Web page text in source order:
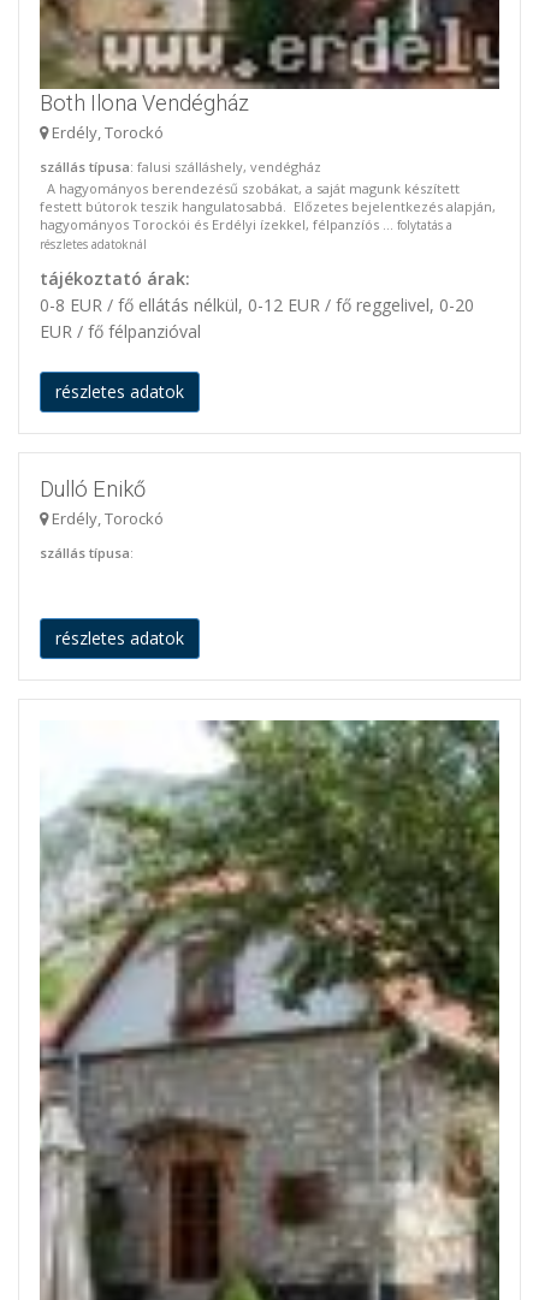
Both Ilona Vendégház
Erdély, Torockó
szállás típusa: falusi szálláshely, vendégház
A hagyományos berendezésű szobákat, a saját magunk készített
festett bútorok teszik hangulatosabbá. Előzetes bejelentkezés alapján,
hagyományos Torockói és Erdélyi ízekkel, félpanzíós ... folytatás a
részletes adatoknál
tájékoztató árak:
0-8 EUR / fő ellátás nélkül, 0-12 EUR / fő reggelivel, 0-20
EUR / fő félpanzióval
részletes adatok
Dulló Enikő
Erdély, Torockó
szállás típusa:
részletes adatok